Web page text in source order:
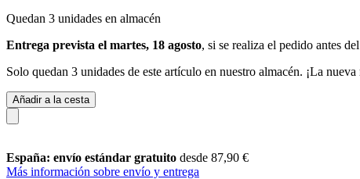
Quedan 3 unidades en almacén
Entrega prevista el martes, 18 agosto, si se realiza el pedido antes del
Solo quedan 3 unidades de este artículo en nuestro almacén. ¡La
Añadir a la cesta
España: envío estándar gratuito desde 87,90 €
Más información sobre envío y entrega